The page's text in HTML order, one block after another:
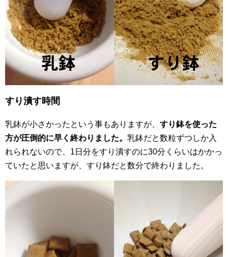
すり潰す時間
乳鉢が小さかったという事もありますが、 すり鉢を使った
方が圧倒的に早く終わりました。 乳鉢だと数粒ずつしか入
れられないので、1日分をすり潰すのに30分くらいはかかっ
ていたと思いますが、すり鉢だと数分で終わりました。